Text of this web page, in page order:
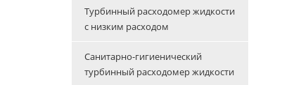
Турбинный расходомер жидкости
с низким расходом
Санитарно-гигиенический
турбинный расходомер жидкости